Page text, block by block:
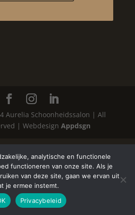
Aurelia Schoonheidssalon | All
| Webdesign Appdsgn
analytische en functionele
functioneren van onze site. Als je
van deze site, gaan we ervan uit
je ermee instemt.
Privacybeleid